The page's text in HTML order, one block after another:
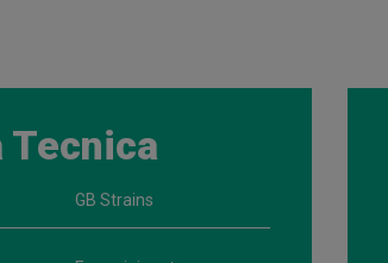
Tecnica
GB Strains